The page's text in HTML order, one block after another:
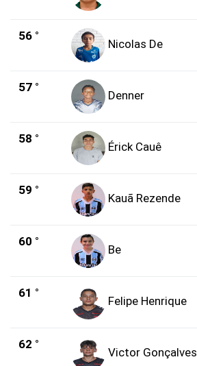
56 °
Nicolas De
57 °
Denner
58 °
Érick Cauê
59 °
Kauã Rezende
60 °
Be
61 °
Felipe Henrique
62 °
Victor Gonçalves